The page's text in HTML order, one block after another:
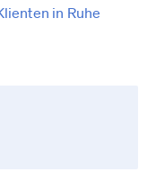
in Ruhe